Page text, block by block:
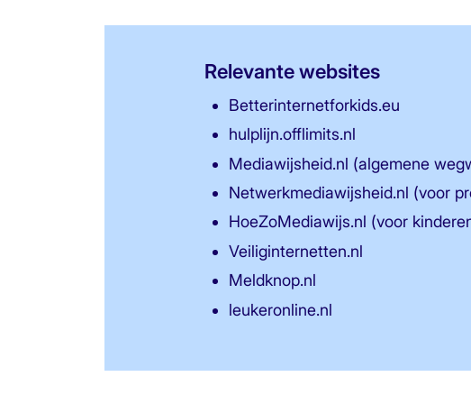
Relevante websites
Betterinternetforkids.eu
hulplijn.offlimits.nl
Mediawijsheid.nl (algemene
Netwerkmediawijsheid.nl (voor
HoeZoMediawijs.nl (voor
Veiliginternetten.nl
Meldknop.nl
leukeronline.nl